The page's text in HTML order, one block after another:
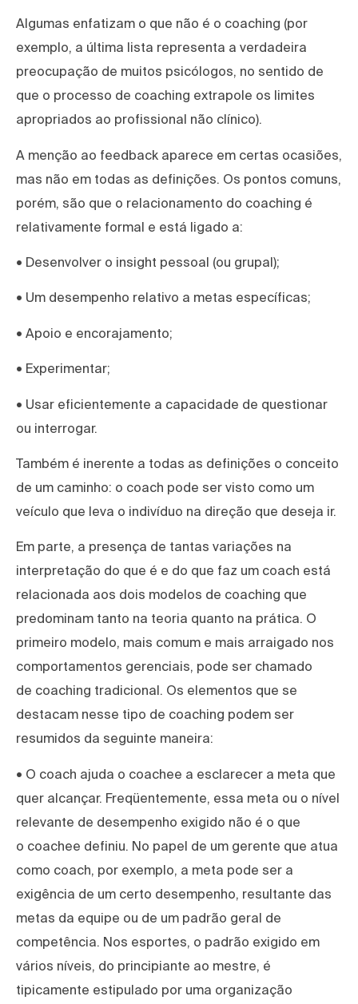
Algumas enfatizam o que não é o coaching (por
exemplo, a última lista representa a verdadeira
preocupação de muitos psicólogos, no sentido de
que o processo de coaching extrapole os limites
apropriados ao profissional não clínico).
A menção ao feedback aparece em certas ocasiões,
mas não em todas as definições. Os pontos comuns,
porém, são que o relacionamento do coaching é
relativamente formal e está ligado a:
• Desenvolver o insight pessoal (ou grupal);
• Um desempenho relativo a metas específicas;
• Apoio e encorajamento;
• Experimentar;
• Usar eficientemente a capacidade de questionar
ou interrogar.
Também é inerente a todas as definições o conceito
de um caminho: o coach pode ser visto como um
veículo que leva o indivíduo na direção que deseja ir.
Em parte, a presença de tantas variações na
interpretação do que é e do que faz um coach está
relacionada aos dois modelos de coaching que
predominam tanto na teoria quanto na prática. O
primeiro modelo, mais comum e mais arraigado nos
comportamentos gerenciais, pode ser chamado
de coaching tradicional. Os elementos que se
destacam nesse tipo de coaching podem ser
resumidos da seguinte maneira:
• O coach ajuda o coachee a esclarecer a meta que
quer alcançar. Freqüentemente, essa meta ou o nível
relevante de desempenho exigido não é o que
o coachee definiu. No papel de um gerente que atua
como coach, por exemplo, a meta pode ser a
exigência de um certo desempenho, resultante das
metas da equipe ou de um padrão geral de
competência. Nos esportes, o padrão exigido em
vários níveis, do principiante ao mestre, é
tipicamente estipulado por uma organização